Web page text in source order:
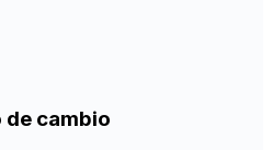
de cambio